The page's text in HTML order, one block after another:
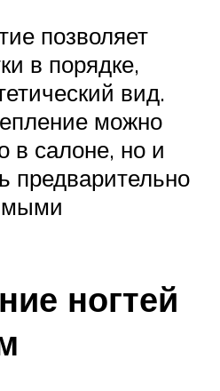
позволяет
в порядке,
вид.
можно
в салоне, но и
предварительно
ногтей